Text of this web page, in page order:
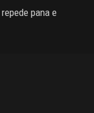
repede pana e